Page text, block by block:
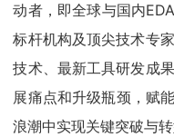
动者，即全球与国内
标杆机构及顶尖技术专
技术、最新工具研发成
展痛点和升级瓶颈，赋
浪潮中实现关键突破与转